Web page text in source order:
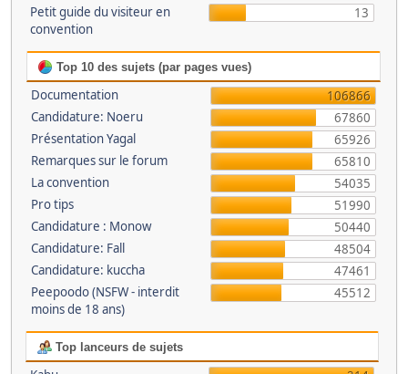
Petit guide du visiteur en
convention
13
Top 10 des sujets (par pages vues)
Documentation
106866
Candidature: Noeru
67860
Présentation Yagal
65926
Remarques sur le forum
65810
La convention
54035
Pro tips
51990
Candidature : Monow
50440
Candidature: Fall
48504
Candidature: kuccha
47461
Peepoodo (NSFW - interdit
moins de 18 ans)
45512
Top lanceurs de sujets